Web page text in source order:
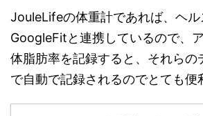
JouleLifeの体重計であれば、ヘル
GoogleFitと連携しているので、
体脂肪率を記録すると、それらの
で自動で記録されるのでとても便